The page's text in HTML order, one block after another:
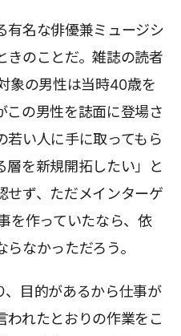
有名な俳優兼ミュージシ
きのことだ。雑誌の読者
象の男性は当時40歳を
この男性を誌面に登場さ
若い人に手に取ってもら
層を新規開拓したい」と
せず、ただメインターゲ
を作っていたなら、依
なかっただろう。
、目的があるから仕事が
われたとおりの作業をこ